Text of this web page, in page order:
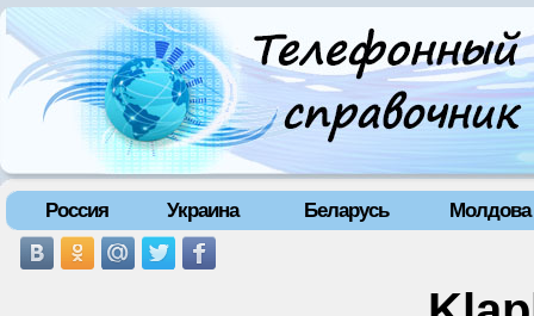
Россия Украина Беларусь Молдова